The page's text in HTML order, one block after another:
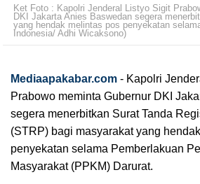
Ket Foto : Kapolri Jenderal Listyo Sigit
DKI Jakarta Anies Baswedan segera
yang hendak melintas pos penyekatan
Indonesia/ Adhi Wicaksono)
Mediaapakabar.com - Kapolri
Prabowo meminta Gubernur DKI
segera menerbitkan Surat Tanda
(STRP) bagi masyarakat yang
penyekatan selama Pemberlakuan
Masyarakat (PPKM) Darurat.